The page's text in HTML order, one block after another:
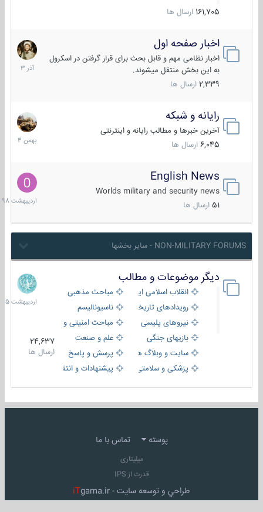
161,705 ارسال ها
اخبار صفحه اول
اخبار نظامی مهم و قابل بحث برای قرار گرفتن در اسکرول
به این بخش منتقل میشوند.
2,339 ارسال ها
7
آذر
1403
رایانه و شبکه
آخرین خبرها و مطالب رایانه و اینترنتی
6,045 ارسال ها
30
بهمن
1404
English News
Worlds military and security news
51 ارسال ها
10
1398
NON-MILITARY FORUMS - سایر بخشها
دیگر موضوعات و مطالب
انقلاب اسلامی ایران
مباحث مذهبی
رویدادهای تاریخی و مذهبیناسیونالیسم
نیروهای پلیسی
مباحث امنیتی و اطلاعاتی
بازیهای جنگی
علم و صنعت
سایت و وبلاگ ها
پرسش و پاسخ
پزشکی و سلامتی
پیشنهادات و انتقادات
24,637
ارسال ها
8
1405
پوسته تماس با ما
میلیتاری
قدرت از IPS
طراحي و توسعه سايت - iTgama.ir